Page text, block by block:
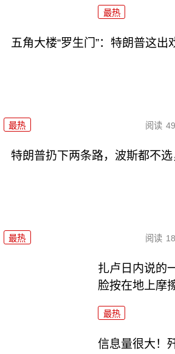
最热
五角大楼“罗生门”：特朗普这出
最热 阅读
特朗普扔下两条路，波斯都不
最热 阅读
扎卢日内说的
脸按在地上摩
最热
信息量很大！